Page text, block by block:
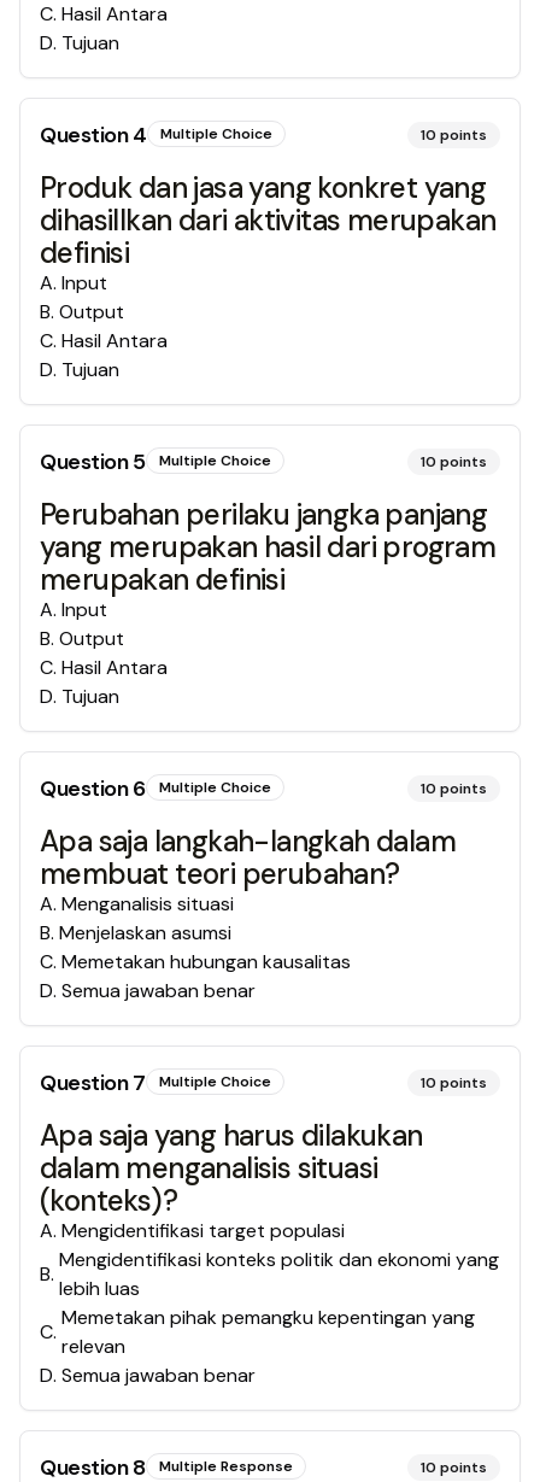
C. Hasil Antara
D. Tujuan
Question4 Multiple Choice 10 points
Produk dan jasa yang konkret yang
dihasillkan dari aktivitas merupakan
definisi
A. Input
B. Output
C. Hasil Antara
D. Tujuan
Question5 Multiple Choice 10 points
Perubahan perilaku jangka panjang
yang merupakan hasil dari program
merupakan definisi
A. Input
B. Output
C. Hasil Antara
D. Tujuan
Question6 Multiple Choice 10 points
Apa saja langkah-langkah dalam
membuat teori perubahan?
A. Menganalisis situasi
B. Menjelaskan asumsi
C. Memetakan hubungan kausalitas
D. Semua jawaban benar
Question7 Multiple Choice 10 points
Apa saja yang harus dilakukan
dalam menganalisis situasi
(konteks)?
A. Mengidentifikasi target populasi
B.
Mengidentifikasi konteks politik dan ekonomi yang
lebih luas
C.
Memetakan pihak pemangku kepentingan yang
relevan
D. Semua jawaban benar
Question8 Multiple Response 10 points